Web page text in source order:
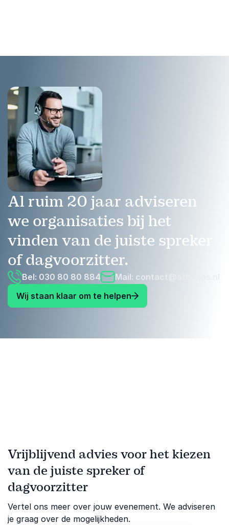
Al ruim 20 jaar adviseren
we organisaties bij het
vinden van de juiste spreker
of dagvoorzitter.
Bel: 030 80 80 884 Mail: contact@athenas.nl
Wij staan klaar om te helpen
Vrijblijvend advies voor het kiezen
van de juiste spreker of
dagvoorzitter
Vertel ons meer over jouw evenement. We adviseren
je graag over de mogelijkheden.